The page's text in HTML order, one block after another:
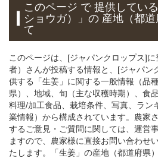
このページ で 提供してい
ショウガ）」の 産地（都
て
このページは、[ジャパンクロップス]
者）さんが投稿する情報と、[ジャパン
供する「生姜」に関する一般情報（品
県）、地域、旬（主な収穫時期）、食
料理/加工食品、栽培条件、写真、ラン
業情報）から構成されています。農家
するご意見・ご質問に関しては、運営
ますので、農家様に直接お問い合わせ
たします。「生姜」の産地（都道府県